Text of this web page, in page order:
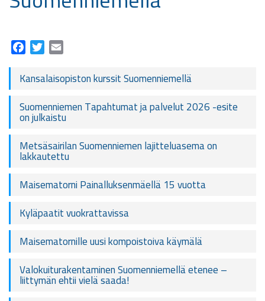
Facebook
Twitter
Kansalaisopiston kurssit Suomenniemellä
Suomenniemen Tapahtumat ja palvelut 2026 -esite
on julkaistu
Metsäsairilan Suomenniemen lajitteluasema on
lakkautettu
Maisematorni Painalluksenmäellä 15 vuotta
Kyläpaatit vuokrattavissa
Maisematornille uusi kompoistoiva käymälä
Valokuiturakentaminen Suomenniemellä etenee –
liittymän ehtii vielä saada!